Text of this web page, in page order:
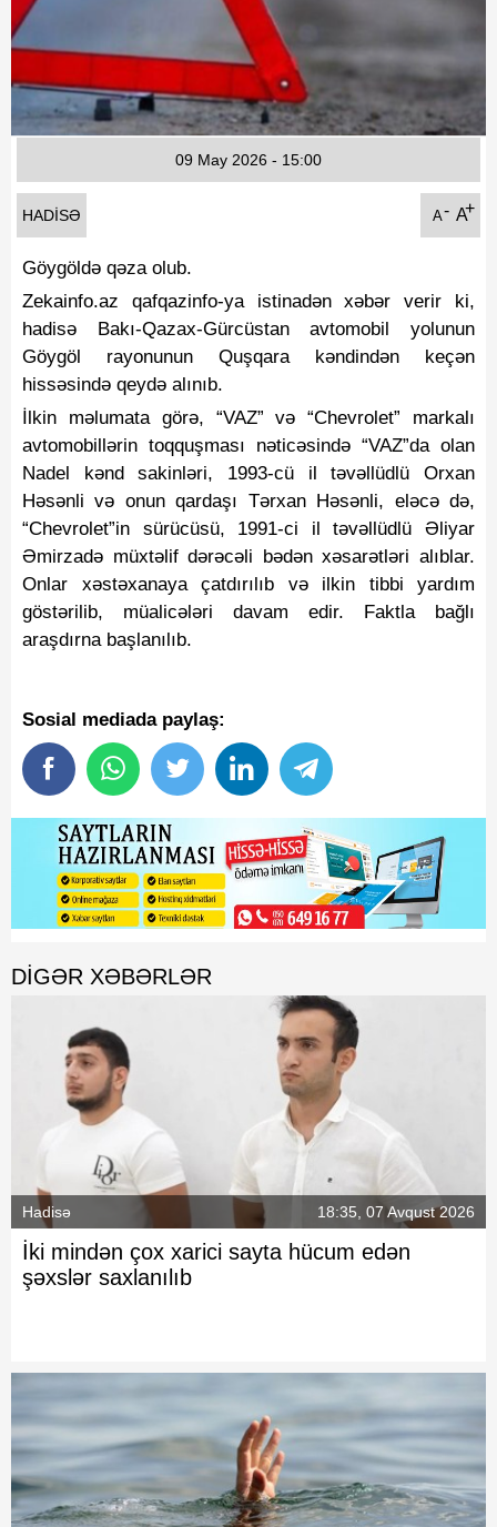
Fotoqaleriya
Reportaj
Qarabag Zəfəri
HADISƏ A- A+
09 May 2026 - 15:00
Göygöldə qəza olub.
Zekainfo.az qafqazinfo-ya istinadən xəbər verir ki,
hadisə Bakı-Qazax-Gürcüstan avtomobil yolunun
Göygöl rayonunun Quşqara kəndindən keçən
hissəsində qeydə alınıb.
İlkin məlumata görə, “VAZ” və “Chevrolet” markalı
avtomobillərin toqquşması nəticəsində “VAZ”da olan
Nadel kənd sakinləri, 1993-cü il təvəllüdlü Orxan
Həsənli və onun qardaşı Tərxan Həsənli, eləcə də,
“Chevrolet”in sürücüsü, 1991-ci il təvəllüdlü Əliyar
Əmirzadə müxtəlif dərəcəli bədən xəsarətləri alıblar.
Onlar xəstəxanaya çatdırılıb və ilkin tibbi yardım
göstərilib, müalicələri davam edir. Faktla bağlı
araşdırna başlanılıb.
Sosial mediada paylaş:
DIGƏR XƏBƏRLƏR
Hadisə 18:35, 07 Avqust 2026
İki mindən çox xarici sayta hücum edən
şəxslər saxlanılıb